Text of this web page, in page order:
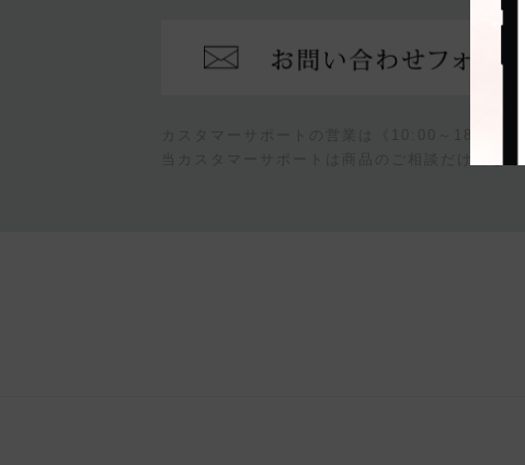
カスタマーサポートの営業は《10:00～18:00
当カスタマーサポートは商品のご相談だけでな